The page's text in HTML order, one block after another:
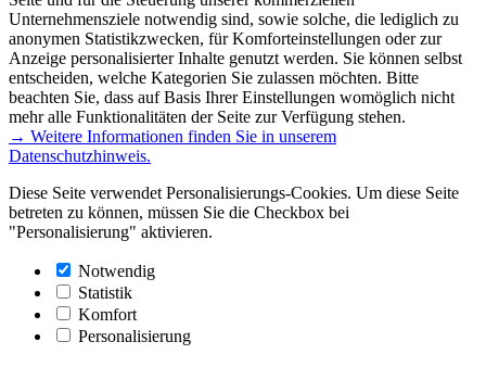
Unternehmensziele notwendig sind, sowie solche, die lediglich zu
anonymen Statistikzwecken, für Komforteinstellungen oder zur
Anzeige personalisierter Inhalte genutzt werden. Sie können selbst
entscheiden, welche Kategorien Sie zulassen möchten. Bitte
beachten Sie, dass auf Basis Ihrer Einstellungen womöglich nicht
mehr alle Funktionalitäten der Seite zur Verfügung stehen.
→ Weitere Informationen finden Sie in unserem
Datenschutzhinweis.
Diese Seite verwendet Personalisierungs-Cookies. Um diese Seite
betreten zu können, müssen Sie die Checkbox bei
"Personalisierung" aktivieren.
Notwendig
Statistik
Komfort
Personalisierung